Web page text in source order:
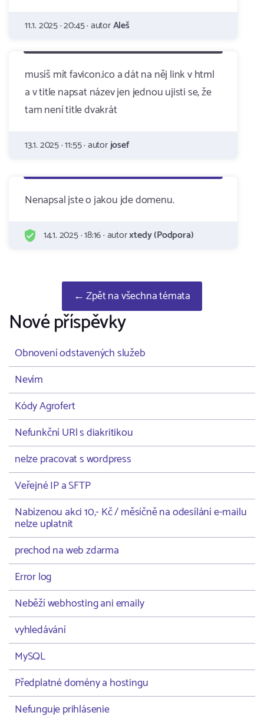
11.1. 2025 · 20:45 · autorAleš
musíš mít favicon.ico a dát na něj link v html
a v title napsat název jen jednou ujisti se, že
tam není title dvakrát
13.1. 2025 · 11:55 · autorjosef
Nenapsal jste o jakou jde domenu.
14.1. 2025 · 18:16 · autorxtedy (Podpora)
← Zpět na všechna témata
Nové příspěvky
Obnovení odstavených služeb
Nevím
Kódy Agrofert
Nefunkční URl s diakritikou
nelze pracovat s wordpress
Veřejné IP a SFTP
Nabízenou akci 10,- Kč / měsíčně na odesílání e-mailu
nelze uplatnit
prechod na web zdarma
Error log
Neběží webhosting ani emaily
vyhledávání
MySQL
Předplatné domény a hostingu
Nefunguje prihlásenie